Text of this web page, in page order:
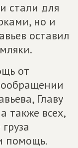
стали для
но и
оставил
от
Главу
также всех,
помощь.